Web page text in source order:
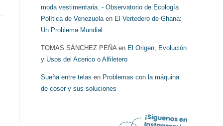
moda vestimentaria. - Observatorio de Ecología
Política de Venezuelaen El Vertedero de Ghana:
Un Problema Mundial
TOMAS SÁNCHEZ PEÑAen El Origen, Evolución
y Usos del Acerico o Alfiletero
Sueña entre telas en Problemas con la máquina
de coser y sus soluciones